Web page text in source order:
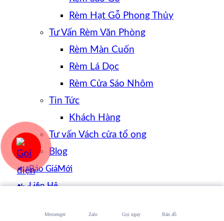
Rèm Hạt Gỗ Phong Thủy
Tư Vấn Rèm Văn Phòng
Rèm Màn Cuốn
Rèm Lá Dọc
Rèm Cửa Sáo Nhôm
Tin Tức
Khách Hàng
Tư vấn Vách cửa tổ ong
Blog
Báo Giá
Liên Hệ
Bản đồ
Gọi ngay
Zalo
Messenger